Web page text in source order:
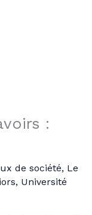
:
de société, Le
, Université